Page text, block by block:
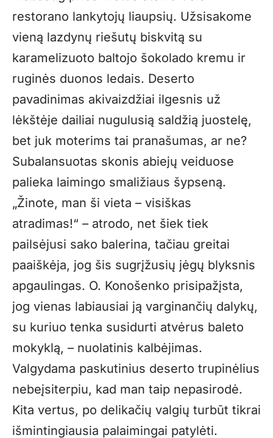
restorano lankytojų liaupsių. Užsisakome
vieną lazdynų riešutų biskvitą su
karamelizuoto baltojo šokolado kremu ir
ruginės duonos ledais. Deserto
pavadinimas akivaizdžiai ilgesnis už
lėkštėje dailiai nugulusią saldžią juostelę,
bet juk moterims tai pranašumas, ar ne?
Subalansuotas skonis abiejų veiduose
palieka laimingo smaližiaus šypseną.
„Žinote, man ši vieta – visiškas
atradimas!“ – atrodo, net šiek tiek
pailsėjusi sako balerina, tačiau greitai
paaiškėja, jog šis sugrįžusių jėgų blyksnis
apgaulingas. O. Konošenko prisipažįsta,
jog vienas labiausiai ją varginančių dalykų,
su kuriuo tenka susidurti atvėrus baleto
mokyklą, – nuolatinis kalbėjimas.
Valgydama paskutinius deserto trupinėlius
nebeįsiterpiu, kad man taip nepasirodė.
Kita vertus, po delikačių valgių turbūt tikrai
išmintingiausia palaimingai patylėti.